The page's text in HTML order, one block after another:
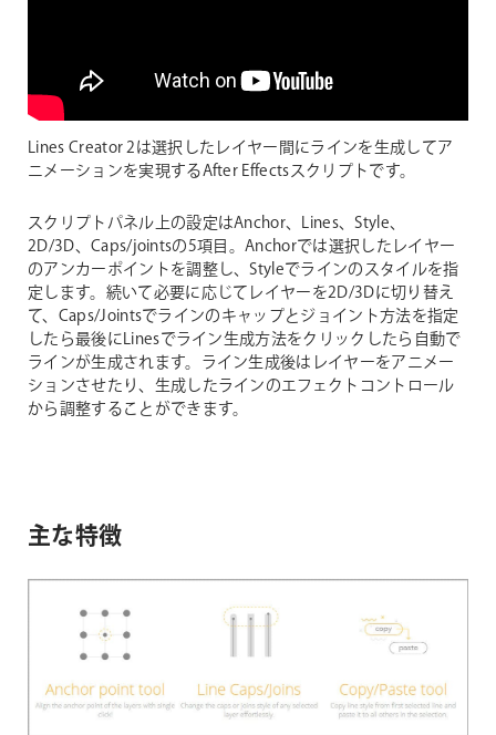
Lines Creator 2は選択したレイヤー間にラインを生成してア
ニメーションを実現するAfter Effectsスクリプトです。
スクリプトパネル上の設定はAnchor、Lines、Style、
2D/3D、Caps/jointsの5項目。Anchorでは選択したレイヤー
のアンカーポイントを調整し、Styleでラインのスタイルを指
定します。続いて必要に応じてレイヤーを2D/3Dに切り替え
て、Caps/Jointsでラインのキャップとジョイント方法を指定
したら最後にLinesでライン生成方法をクリックしたら自動で
ラインが生成されます。ライン生成後はレイヤーをアニメー
ションさせたり、生成したラインのエフェクトコントロール
から調整することができます。
主な特徴